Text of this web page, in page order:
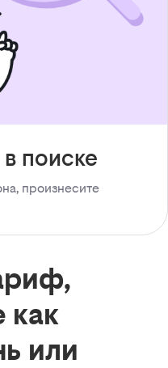
поиске
произнесите
как
или